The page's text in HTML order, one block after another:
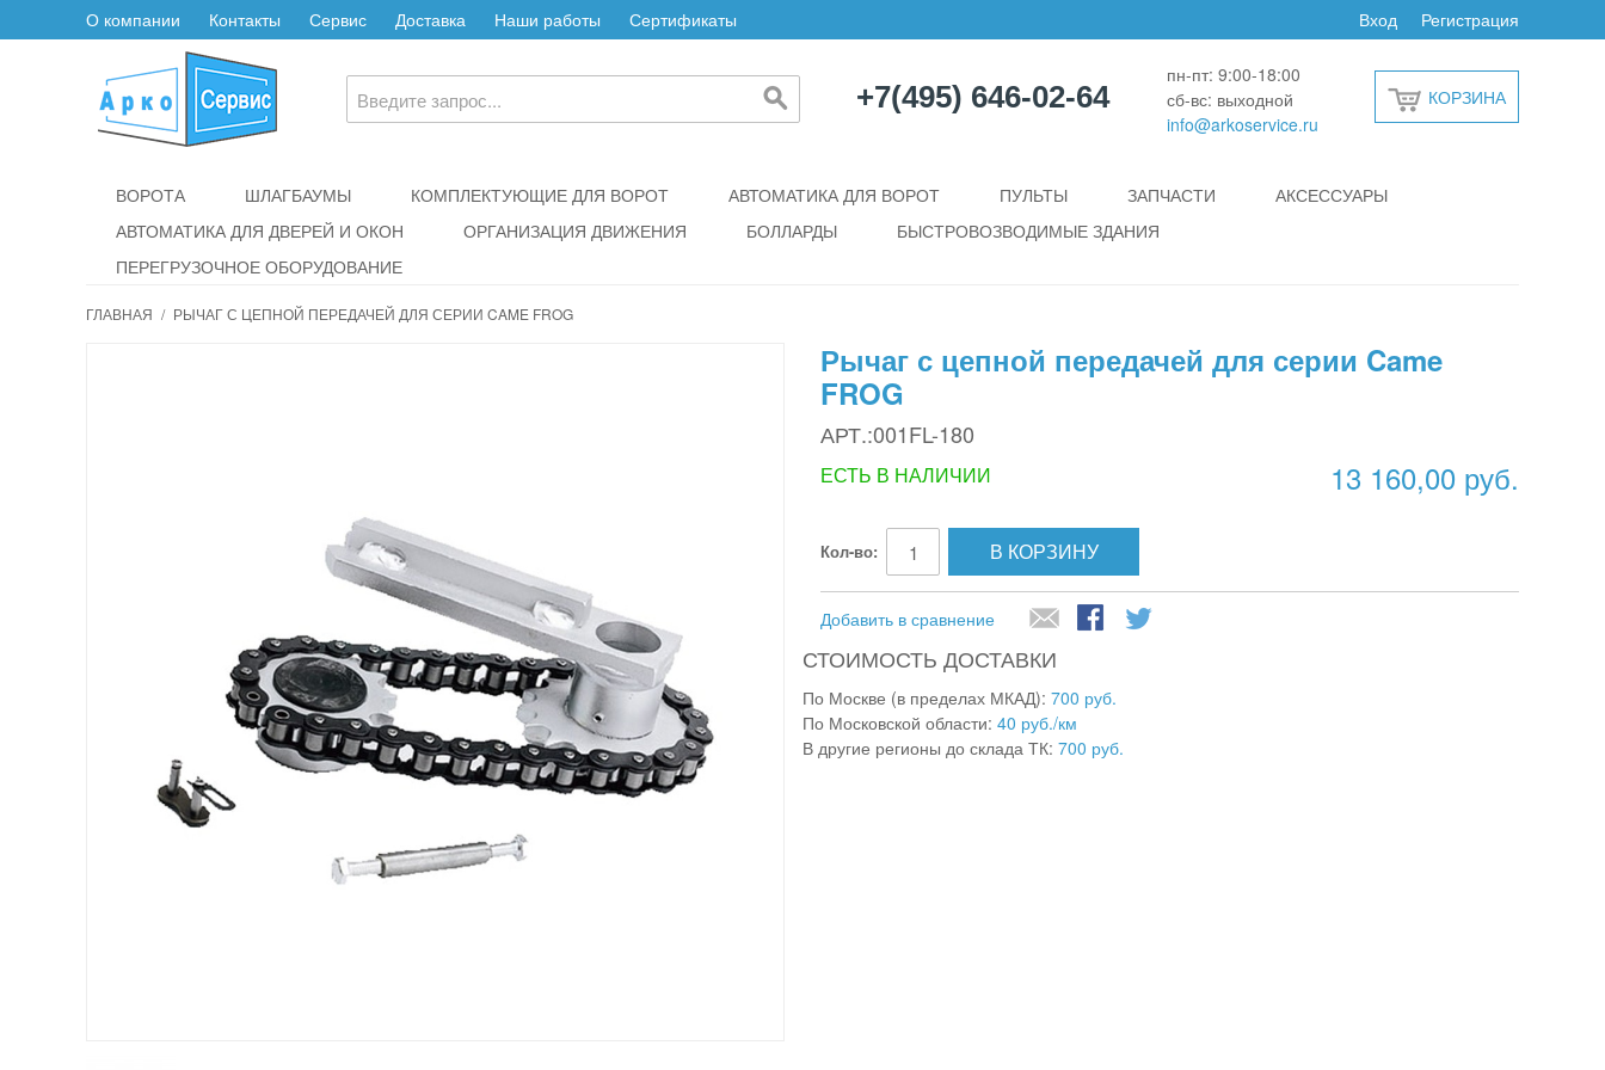
О компании Контакты Сервис Доставка Наши работы Сертификаты Регистрация
Вход
+7(495) 646-02-64
пн-пт: 9:00-18:00
сб-вс: выходной
info@arkoservice.ru
КОРЗИНА
ВОРОТА ШЛАГБАУМЫ КОМПЛЕКТУЮЩИЕ ДЛЯ ВОРОТ АВТОМАТИКА ДЛЯ ВОРОТ ПУЛЬТЫ ЗАПЧАСТИ
АКСЕССУАРЫ
АВТОМАТИКА ДЛЯ ДВЕРЕЙ И ОКОН
ОРГАНИЗАЦИЯ ДВИЖЕНИЯ БОЛЛАРДЫ
БЫСТРОВОЗВОДИМЫЕ ЗДАНИЯ
ПЕРЕГРУЗОЧНОЕ ОБОРУДОВАНИЕ
ГЛАВНАЯ / РЫЧАГ С ЦЕПНОЙ ПЕРЕДАЧЕЙ ДЛЯ СЕРИИ CAME FROG
Рычаг с цепной передачей для серии Came
FROG
АРТ.:001FL-180
13 160,00 руб.
ЕСТЬ В НАЛИЧИИ
Кол-во: В КОРЗИНУ
Добавить в сравнение
СТОИМОСТЬ ДОСТАВКИ
По Москве (в пределах МКАД): 700 руб.
По Московской области: 40 руб./км
В другие регионы до склада ТК: 700 руб.